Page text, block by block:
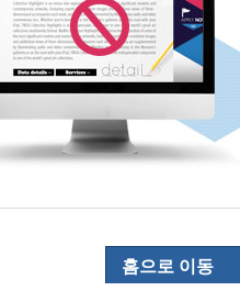
홈으로 이동